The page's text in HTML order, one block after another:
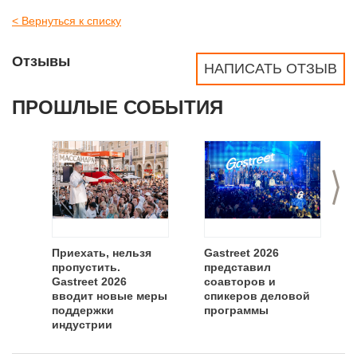
< Вернуться к списку
НАПИСАТЬ ОТЗЫВ
Отзывы
ПРОШЛЫЕ СОБЫТИЯ
>
Приехать, нельзя
пропустить.
Gastreet 2026
вводит новые меры
поддержки
индустрии
Gastreet 2026
представил
соавторов и
спикеров деловой
программы